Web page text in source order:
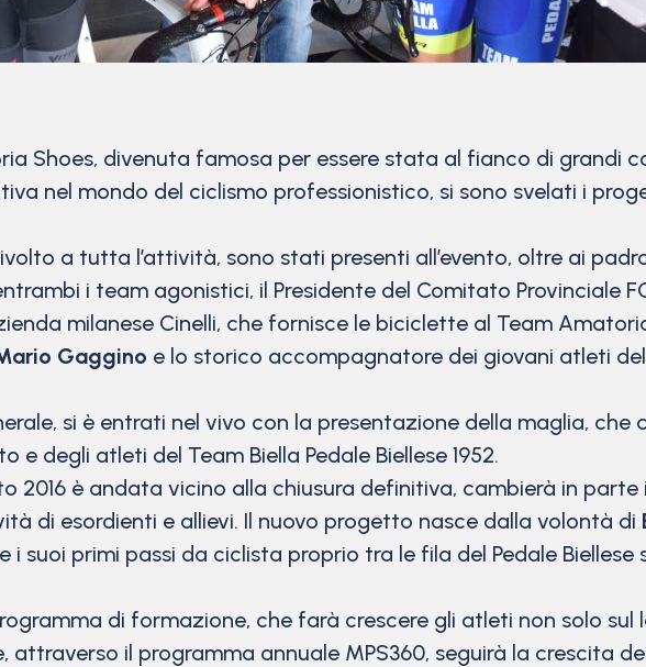
Shoes, divenuta famosa per essere stata al fianco di grandi
nel mondo del ciclismo professionistico, si sono svelati i
a tutta l’attività, sono stati presenti all’evento, oltre ai
i team agonistici, il Presidente del Comitato Provinciale
milanese Cinelli, che fornisce le biciclette al Team
Gaggino e lo storico accompagnatore dei giovani atleti del
si è entrati nel vivo con la presentazione della maglia, che
e degli atleti del Team Biella Pedale Biellese 1952.
2016 è andata vicino alla chiusura definitiva, cambierà in parte
di esordienti e allievi. Il nuovo progetto nasce dalla volontà di
i suoi primi passi da ciclista proprio tra le fila del Pedale
di formazione, che farà crescere gli atleti non solo sul
attraverso il programma annuale MPS360, seguirà la crescita